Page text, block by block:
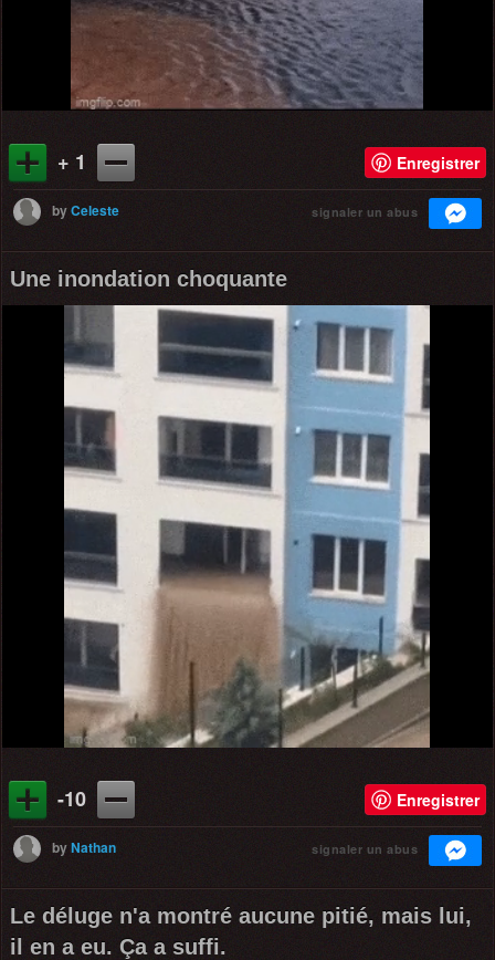
+ 1 Enregistrer
byCeleste signaler un abus
Une inondation choquante
-10 Enregistrer
byNathan signaler un abus
Le déluge n'a montré aucune pitié, mais lui,
il en a eu. Ça a suffi.